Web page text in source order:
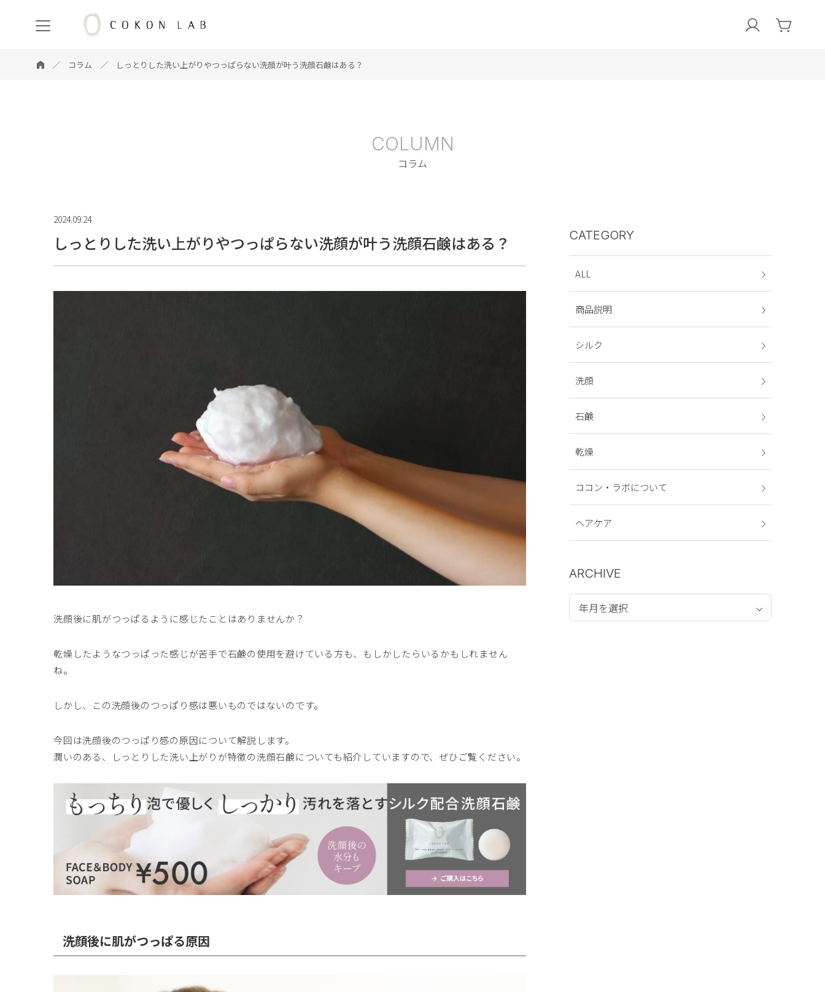
COKON
LAB
コラム
COLUMN
コラム しっとりした洗い上がりやつっぱらない洗顔が叶う洗顔石鹸はある？
2024.09.24
しっとりした洗い上がりやつっぱらない洗顔が叶う洗顔石鹸はある？
洗顔後に肌がつっぱるように感じたことはありませんか？
乾燥したようなつっぱった感じが苦手で石鹸の使用を避けている方も、もしかしたらいるかもしれません
ね。
しかし、この洗顔後のつっぱり感は悪いものではないのです。
今回は洗顔後のつっぱり感の原因について解説します。
潤いのある、しっとりした洗い上がりが特徴の洗顔石鹸についても紹介していますので、ぜひご覧ください。
洗顔後に肌がつっぱる原因
CATEGORY
ALL
商品説明
シルク
洗顔
石鹸
乾燥
ココン・ラボについて
ヘアケア
ARCHIVE